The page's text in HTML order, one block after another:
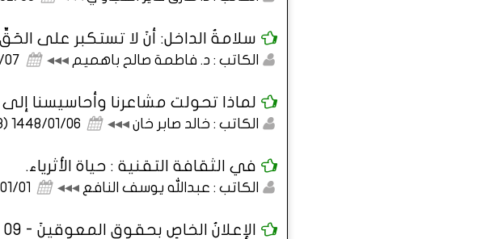
سلامةُ الداخل: أنَ لا تستكبر على
الكاتب : د. فاطمة صالح باهميم ◂◂◂
1448/
لماذا تحولت مشاعرنا وأحاسيسنا
الكاتب : خالد صابر خان ◂◂◂ 1448/01/06 (05:23 صباحاً)
في الثقافة التقنية : حياة الأثرياء.
الكاتب : عبدالله يوسف النافع ◂◂◂
1448/01/
الإعلانُ الخاصِ بحقوقِ المعوقينَ - 09 دِيسمبر 1975